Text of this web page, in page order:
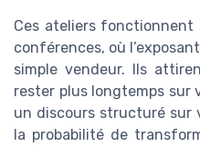
Ces ateliers fonctionnent
conférences, où
simple vendeur. Ils
rester plus longtemps sur
un discours structuré sur
la probabilité de